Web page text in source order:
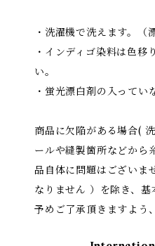
・洗濯機で洗えます。（
・インディゴ染料は色移
い。
・蛍光漂白剤の入ってい
商品に欠陥がある場合(
ールや縫製箇所などから
品自体に問題はございま
なりません ）を除き、
予めご了承頂きますよう